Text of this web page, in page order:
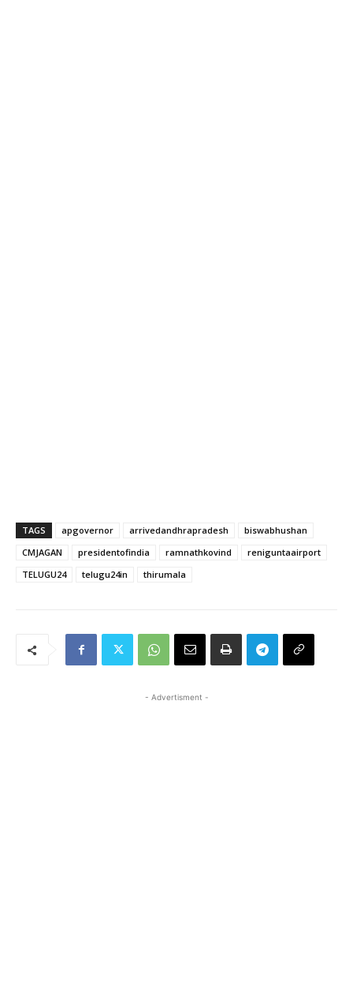
TAGS apgovernor arrivedandhrapradesh
biswabhushan
CMJAGAN
presidentofindia ramnathkovind
reniguntaairport
TELUGU24
telugu24in thirumala
- Advertisment -